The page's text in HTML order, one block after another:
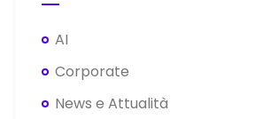
AI
Corporate
News e Attualità